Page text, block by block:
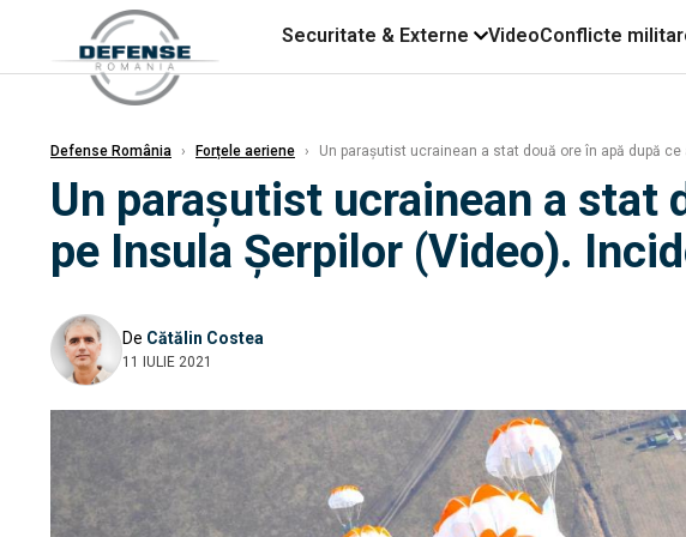
Securitate & Externe VideoConflicte
Defense România › Forțele aeriene › Un parașutist ucrainean a stat două ore în apă după
Un parașutist ucrainean a stat
pe Insula Șerpilor (Video).
De Cătălin Costea
11 IULIE 2021